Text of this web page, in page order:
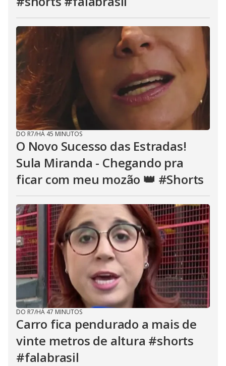
DO R7/HÁ 45 MINUTOS
O Novo Sucesso das Estradas!
Sula Miranda - Chegando pra
ficar com meu mozão 👑 #Shorts
DO R7/HÁ 47 MINUTOS
Carro fica pendurado a mais de
vinte metros de altura #shorts
#falabrasil